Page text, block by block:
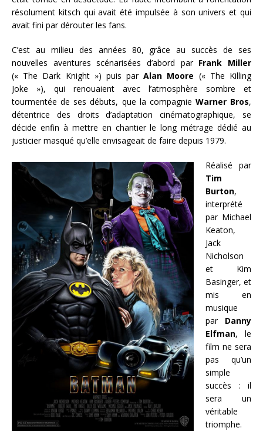
résolument kitsch qui avait été impulsée à son univers et qui
avait fini par dérouter les fans.
C’est au milieu des années 80, grâce au succès de ses
nouvelles aventures scénarisées d’abord par Frank Miller
(« The Dark Knight ») puis parAlan Moore (« The Killing
Joke »), qui renouaient avec l’atmosphère sombre et
tourmentée de ses débuts, que la compagnie Warner Bros,
détentrice des droits d’adaptation cinématographique, se
décide enfin à mettre en chantier le long métrage dédié au
justicier masqué qu’elle envisageait de faire depuis 1979.
Réalisé par
Tim
Burton,
interprété
par Michael
Keaton,
Jack
Nicholson
et Kim
Basinger, et
mis en
musique
par Danny
Elfman, le
film ne sera
pas qu’un
simple
succès : il
sera un
véritable
triomphe.